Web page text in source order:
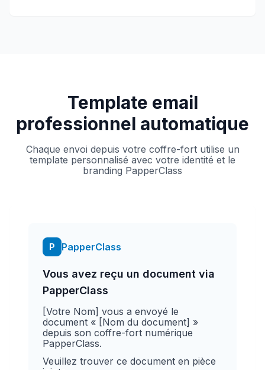
Template email
professionnel automatique
Chaque envoi depuis votre coffre-fort utilise un
template personnalisé avec votre identité et le
branding PapperClass
P PapperClass
Vous avez reçu un document via
PapperClass
[Votre Nom] vous a envoyé le
document « [Nom du document] »
depuis son coffre-fort numérique
PapperClass.
Veuillez trouver ce document en pièce